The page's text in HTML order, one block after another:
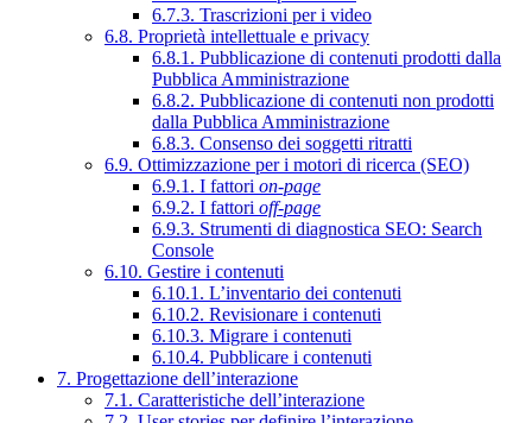
6.7.3. Trascrizioni per i video
6.8. Proprietà intellettuale e privacy
6.8.1. Pubblicazione di contenuti prodotti dalla
Pubblica Amministrazione
6.8.2. Pubblicazione di contenuti non prodotti
dalla Pubblica Amministrazione
6.8.3. Consenso dei soggetti ritratti
6.9. Ottimizzazione per i motori di ricerca (SEO)
6.9.1. I fattori on-page
6.9.2. I fattori off-page
6.9.3. Strumenti di diagnostica SEO: Search
Console
6.10. Gestire i contenuti
6.10.1. L’inventario dei contenuti
6.10.2. Revisionare i contenuti
6.10.3. Migrare i contenuti
6.10.4. Pubblicare i contenuti
7. Progettazione dell’interazione
7.1. Caratteristiche dell’interazione